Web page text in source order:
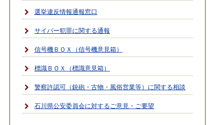
選挙違反情報通報窓口
サイバー犯罪に関する通報
信号機ＢＯＸ（信号機意見箱）
標識ＢＯＸ（標識意見箱）
警察許認可（銃砲・古物・風俗営業等）に関する相談
石川県公安委員会に対するご意見・ご要望